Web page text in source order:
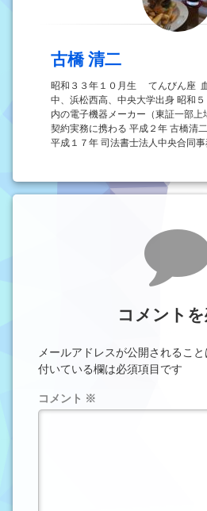
古橋 清二
昭和３３年１０月生 てんびん座
中、浜松西高、中央大学出身 昭和
内の電子機器メーカー（東証一部上
契約実務に携わる 平成２年 古橋清
平成１７年 司法書士法人中央合同
コメント
メールアドレスが公開されること
付いている欄は必須項目です
コメント ※